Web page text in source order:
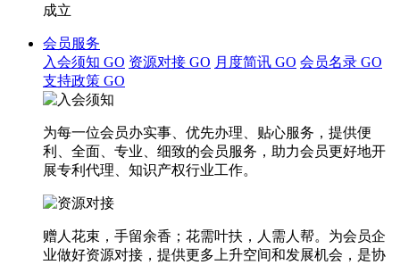
成立
会员服务
入会须知 GO 资源对接 GO 月度简讯 GO 会员名录 GO
支持政策 GO
为每一位会员办实事、优先办理、贴心服务，提供便
利、全面、专业、细致的会员服务，助力会员更好地开
展专利代理、知识产权行业工作。
赠人花束，手留余香；花需叶扶，人需人帮。为会员企
业做好资源对接，提供更多上升空间和发展机会，是协